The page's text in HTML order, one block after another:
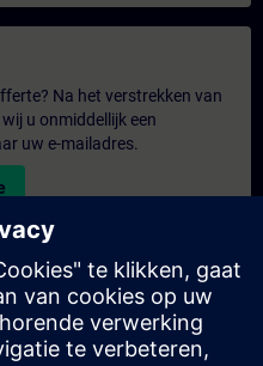
Na het verstrekken van
u onmiddellijk een
uw e-mailadres.
training
en wilt u een offerte
virtueel of in een SITRAIN-